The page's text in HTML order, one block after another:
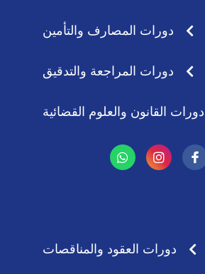
دورات المصارف والتأمين
دورات المراجعة والتدقيق
دورات القانون والعلوم القضائية
I
n
s
a
m
W
h
a
دورات العقود والمناقصات